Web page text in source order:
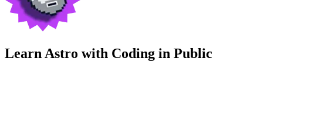
Learn Astro with Coding in Public